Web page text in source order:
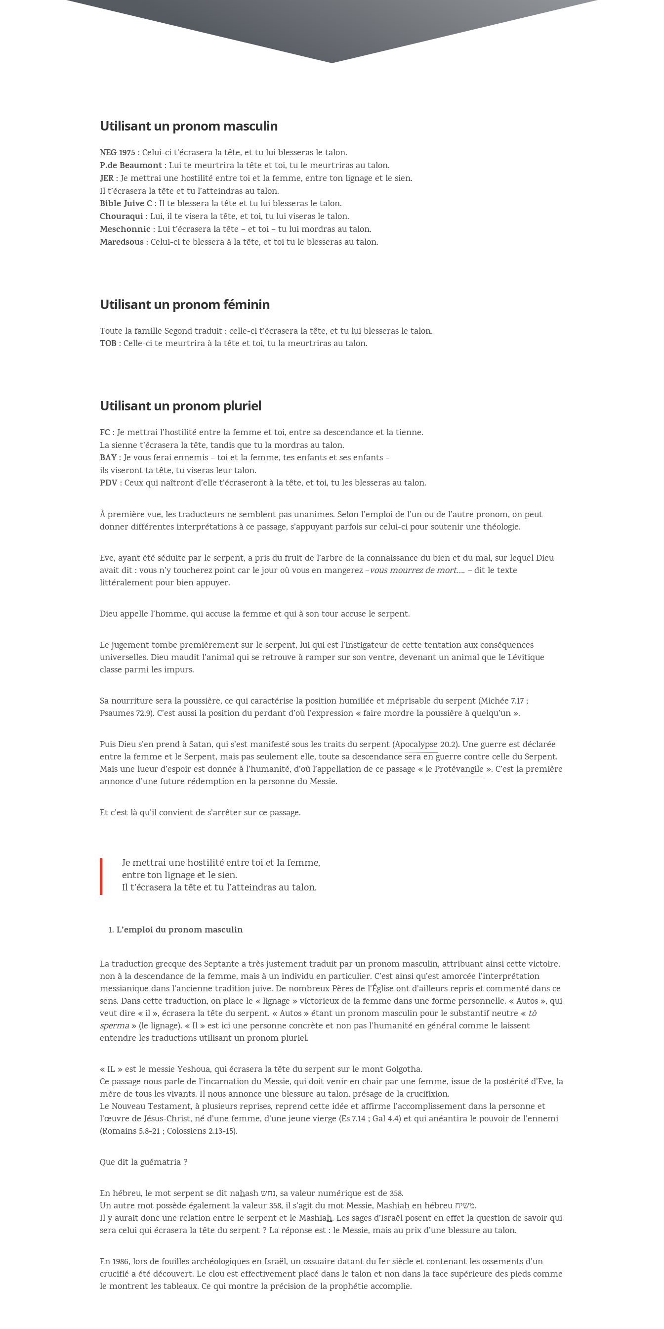
Utilisant un pronom masculin
NEG 1975 : Celui-ci t’écrasera la tête, et tu lui blesseras le talon.
P.de Beaumont : Lui te meurtrira la tête et toi, tu le meurtriras au talon.
JER : Je mettrai une hostilité entre toi et la femme, entre ton lignage et le sien.
Il t’écrasera la tête et tu l’atteindras au talon.
Bible Juive C : Il te blessera la tête et tu lui blesseras le talon.
Chouraqui : Lui, il te visera la tête, et toi, tu lui viseras le talon.
Meschonnic : Lui t’écrasera la tête – et toi – tu lui mordras au talon.
Maredsous : Celui-ci te blessera à la tête, et toi tu le blesseras au talon.
Utilisant un pronom féminin
Toute la famille Segond traduit : celle-ci t’écrasera la tête, et tu lui blesseras le talon.
TOB : Celle-ci te meurtrira à la tête et toi, tu la meurtriras au talon.
Utilisant un pronom pluriel
FC : Je mettrai l’hostilité entre la femme et toi, entre sa descendance et la tienne.
La sienne t’écrasera la tête, tandis que tu la mordras au talon.
BAY: Je vous ferai ennemis – toi et la femme, tes enfants et ses enfants –
ils viseront ta tête, tu viseras leur talon.
PDV : Ceux qui naîtront d’elle t’écraseront à la tête, et toi, tu les blesseras au talon.
À première vue, les traducteurs ne semblent pas unanimes. Selon l’emploi de l’un ou de l’autre pronom, on peut
donner différentes interprétations à ce passage, s’appuyant parfois sur celui-ci pour soutenir une théologie.
Eve, ayant été séduite par le serpent, a pris du fruit de l’arbre de la connaissance du bien et du mal, sur lequel Dieu
avait dit : vous n’y toucherez point car le jour où vous en mangerez –vous mourrez de mort…. –dit le texte
littéralement pour bien appuyer.
Dieu appelle l’homme, qui accuse la femme et qui à son tour accuse le serpent.
Le jugement tombe premièrement sur le serpent, lui qui est l’instigateur de cette tentation aux conséquences
universelles. Dieu maudit l’animal qui se retrouve à ramper sur son ventre, devenant un animal que le Lévitique
classe parmi les impurs.
Sa nourriture sera la poussière, ce qui caractérise la position humiliée et méprisable du serpent (Michée 7.17 ;
Psaumes 72.9). C’est aussi la position du perdant d’où l’expression « faire mordre la poussière à quelqu’un ».
Puis Dieu s’en prend à Satan, qui s’est manifesté sous les traits du serpent (Apocalypse 20.2). Une guerre est déclarée
entre la femme et le Serpent, mais pas seulement elle, toute sa descendance sera en guerre contre celle du Serpent.
Mais une lueur d’espoir est donnée à l’humanité, d’où l’appellation de ce passage « leProtévangile ». C’est la première
annonce d’une future rédemption en la personne du Messie.
Et c’est là qu’il convient de s’arrêter sur ce passage.
Je mettrai une hostilité entre toi et la femme,
entre ton lignage et le sien.
Il t’écrasera la tête et tu l’atteindras au talon.
L’emploi du pronom masculin
La traduction grecque des Septante a très justement traduit par un pronom masculin, attribuant ainsi cette victoire,
non à la descendance de la femme, mais à un individu en particulier. C’est ainsi qu’est amorcée l’interprétation
messianique dans l’ancienne tradition juive. De nombreux Pères de l’Église ont d’ailleurs repris et commenté dans ce
sens. Dans cette traduction, on place le « lignage » victorieux de la femme dans une forme personnelle. « Autos », qui
veut dire « il », écrasera la tête du serpent. « Autos » étant un pronom masculin pour le substantif neutre « tò
sperma» (le lignage). « Il » est ici une personne concrète et non pas l’humanité en général comme le laissent
entendre les traductions utilisant un pronom pluriel.
« IL » est le messie Yeshoua, qui écrasera la tête du serpent sur le mont Golgotha.
Ce passage nous parle de l’incarnation du Messie, qui doit venir en chair par une femme, issue de la postérité d’Eve, la
mère de tous les vivants. Il nous annonce une blessure au talon, présage de la crucifixion.
Le Nouveau Testament, à plusieurs reprises, reprend cette idée et affirme l’accomplissement dans la personne et
l’œuvre de Jésus-Christ, né d’une femme, d’une jeune vierge (Es 7.14 ; Gal 4.4) et qui anéantira le pouvoir de l’ennemi
(Romains 5.8-21 ; Colossiens 2.13-15).
Que dit la guématria ?
En hébreu, le mot serpent se dit nah
ash נחש, sa valeur numérique est de 358.
Un autre mot possède également la valeur 358, il s’agit du mot Messie, Mashiah
en hébreu משיח.
Il y aurait donc une relation entre le serpent et le Mashiah. Les sages d’Israël posent en effet la question de savoir qui
sera celui qui écrasera la tête du serpent ? La réponse est : le Messie, mais au prix d’une blessure au talon.
En 1986, lors de fouilles archéologiques en Israël, un ossuaire datant du Ier siècle et contenant les ossements d’un
crucifié a été découvert. Le clou est effectivement placé dans le talon et non dans la face supérieure des pieds comme
le montrent les tableaux. Ce qui montre la précision de la prophétie accomplie.